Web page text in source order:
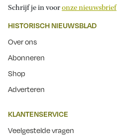
Schrijf je in vooronze nieuwsbrief
HISTORISCH NIEUWSBLAD
Over ons
Abonneren
Shop
Adverteren
KLANTENSERVICE
Veelgestelde vragen